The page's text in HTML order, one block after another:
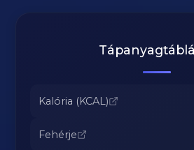
Kalória (KCAL)
Fehérje